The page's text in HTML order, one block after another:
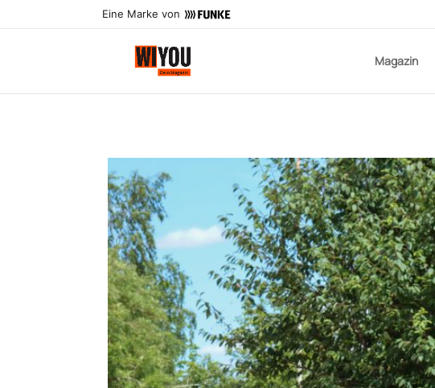
Eine Marke von
Magazin